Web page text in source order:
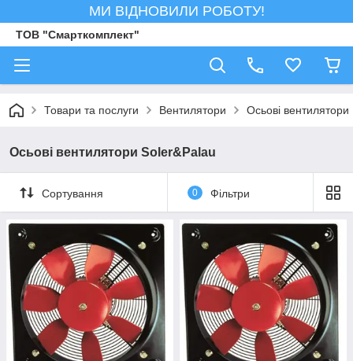
МИ ВІДНОВИЛИ РОБОТУ!
ТОВ "Смарткомплект"
Товари та послуги Вентилятори Осьові вентилятори
Осьові вентилятори Soler&Palau
Сортування 0 Фільтри